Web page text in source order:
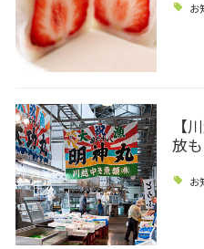
お
【
放
お